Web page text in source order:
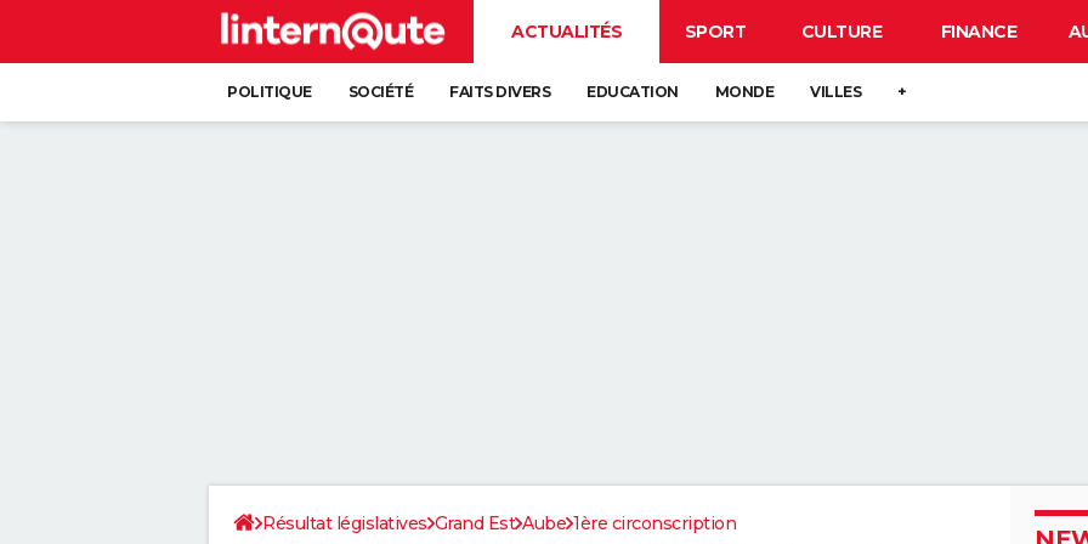
ACTUALITÉS SPORT CULTURE FINANCE
POLITIQUE SOCIÉTÉ FAITS DIVERS EDUCATION MONDE VILLES +
Résultat législatives Grand Est Aube 1ère circonscription